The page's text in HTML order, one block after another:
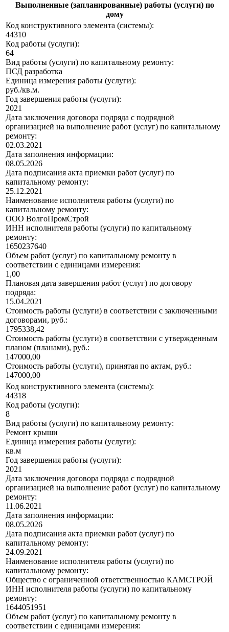
Выполненные (запланированные) работы (услуги) по
дому
Код конструктивного элемента (системы):
44310
Код работы (услуги):
64
Вид работы (услуги) по капитальному ремонту:
ПСД разработка
Единица измерения работы (услуги):
руб./кв.м.
Год завершения работы (услуги):
2021
Дата заключения договора подряда с подрядной
организацией на выполнение работ (услуг) по капитальному
ремонту:
02.03.2021
Дата заполнения информации:
08.05.2026
Дата подписания акта приемки работ (услуг) по
капитальному ремонту:
25.12.2021
Наименование исполнителя работы (услуги) по
капитальному ремонту:
ООО ВолгоПромСтрой
ИНН исполнителя работы (услуги) по капитальному
ремонту:
1650237640
Объем работ (услуг) по капитальному ремонту в
соответствии с единицами измерения:
1,00
Плановая дата завершения работ (услуг) по договору
подряда:
15.04.2021
Стоимость работы (услуги) в соответствии с заключенными
договорами, руб.:
1795338,42
Стоимость работы (услуги) в соответствии с утвержденным
планом (планами), руб.:
147000,00
Стоимость работы (услуги), принятая по актам, руб.:
147000,00
Код конструктивного элемента (системы):
44318
Код работы (услуги):
8
Вид работы (услуги) по капитальному ремонту:
Ремонт крыши
Единица измерения работы (услуги):
кв.м
Год завершения работы (услуги):
2021
Дата заключения договора подряда с подрядной
организацией на выполнение работ (услуг) по капитальному
ремонту:
11.06.2021
Дата заполнения информации:
08.05.2026
Дата подписания акта приемки работ (услуг) по
капитальному ремонту:
24.09.2021
Наименование исполнителя работы (услуги) по
капитальному ремонту:
Общество с ограниченной ответственностью КАМСТРОЙ
ИНН исполнителя работы (услуги) по капитальному
ремонту:
1644051951
Объем работ (услуг) по капитальному ремонту в
соответствии с единицами измерения: